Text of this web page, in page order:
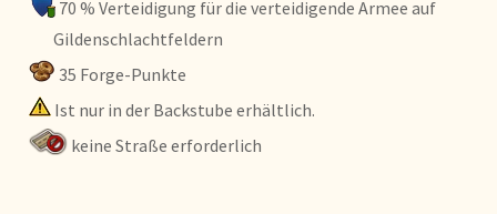
70 % Verteidigung für die verteidigende Armee auf
Gildenschlachtfeldern
35 Forge-Punkte
Ist nur in der Backstube erhältlich.
keine Straße erforderlich